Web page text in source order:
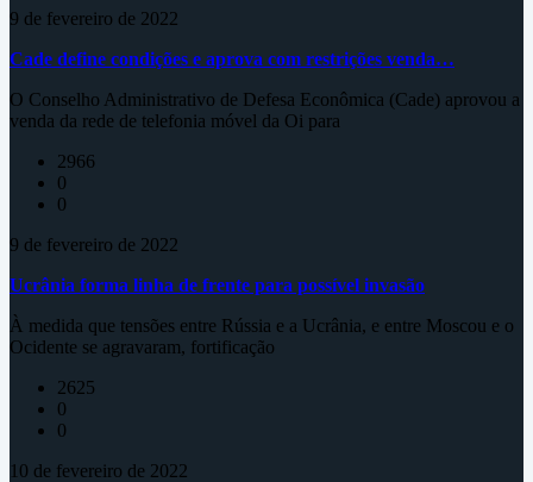
9 de fevereiro de 2022
Cade define condições e aprova com restrições venda…
O Conselho Administrativo de Defesa Econômica (Cade) aprovou a
venda da rede de telefonia móvel da Oi para
2966
0
0
9 de fevereiro de 2022
Ucrânia forma linha de frente para possível invasão
À medida que tensões entre Rússia e a Ucrânia, e entre Moscou e o
Ocidente se agravaram, fortificação
2625
0
0
10 de fevereiro de 2022